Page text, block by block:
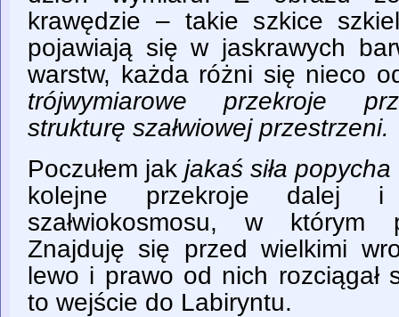
krawędzie – takie szkice
pojawiają się w jaskrawych
warstw, każda różni się nieco
trójwymiarowe przekroje
strukturę szałwiowej przestrzeni.
Poczułem jakjakaś siła popycha
kolejne przekroje dalej
szałwiokosmosu, w którym
Znajduję się przed wielkimi
lewo i prawo od nich rozciągał
to wejście do Labiryntu.